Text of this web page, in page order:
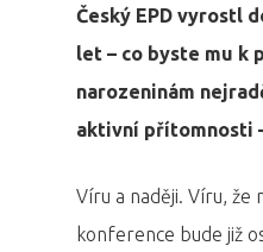
Český EPD vyrostl
let – co byste mu k
narozeninám
aktivní přítomnosti
Víru a naději. Víru,
konference bude již